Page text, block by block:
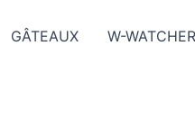
GÂTEAUX W-